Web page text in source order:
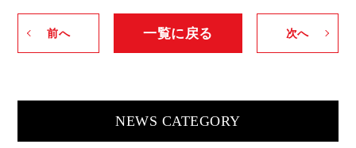
前へ 一覧に戻る 次へ
NEWS CATEGORY